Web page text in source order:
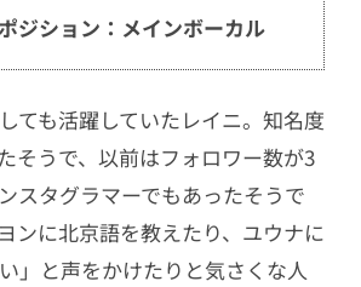
ジション：メインボーカル
ても活躍していたレイニ。知名度
そうで、以前はフォロワー数が3
スタグラマーでもあったそうで
ンに北京語を教えたり、ユウナに
」と声をかけたりと気さくな人